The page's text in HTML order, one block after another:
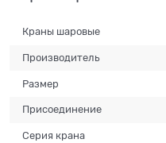
Краны шаровые
Производитель
Размер
Присоединение
Серия крана